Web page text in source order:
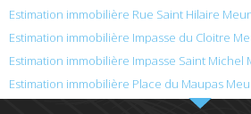
Estimation immobilière Rue Saint Hilaire
Estimation immobilière Impasse du Cloitre
Estimation immobilière Impasse Saint Michel
Estimation immobilière Place du Maupas